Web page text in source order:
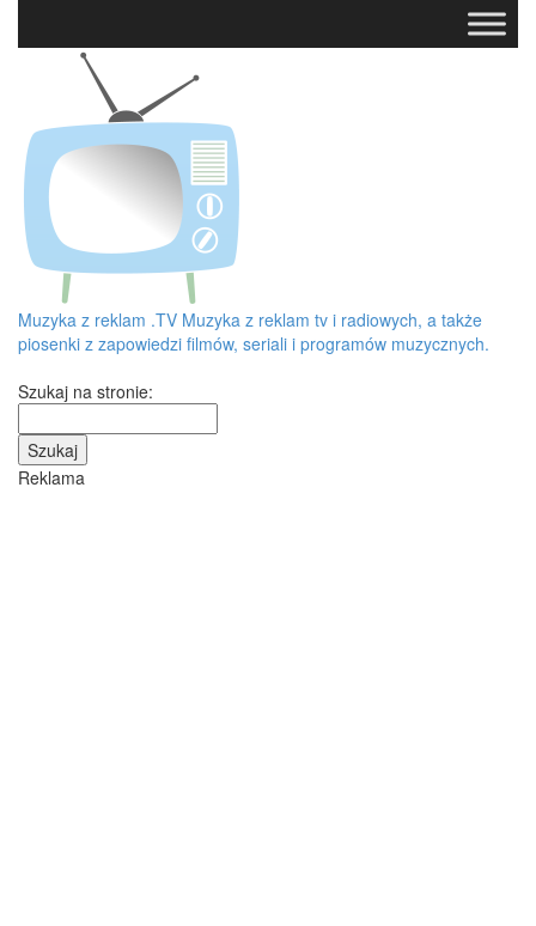
Muzyka z reklam .TV Muzyka z reklam tv i radiowych, a także
piosenki z zapowiedzi filmów, seriali i programów muzycznych.
Szukaj na stronie:
Reklama